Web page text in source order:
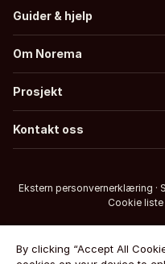
Guider & hjelp
Om Norema
Prosjekt
Kontakt oss
Ekstern personvernerklæring ·
Cookie liste
By clicking “Accept All